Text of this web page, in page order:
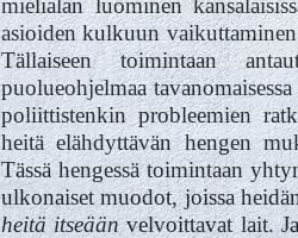
mielialan luominen
asioiden kulkuun
Tällaiseen toimintaan
puolueohjelmaa
poliittistenkin probleemien
heitä elähdyttävän hengen
Tässä hengessä toimintaan
ulkonaiset muodot, joissa
heitä itseäänvelvoittavat lait.